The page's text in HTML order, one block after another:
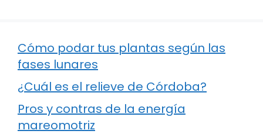
Cómo podar tus plantas según las
fases lunares
¿Cuál es el relieve de Córdoba?
Pros y contras de la energía
mareomotriz